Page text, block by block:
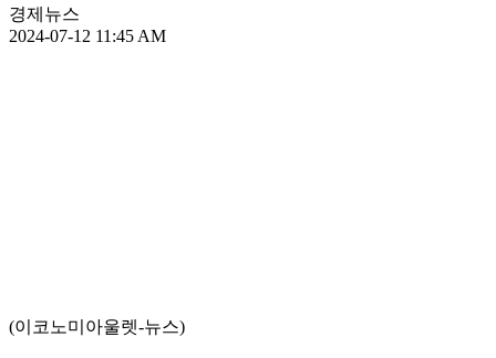
경제뉴스
2024-07-12 11:45 AM
(이코노미아울렛-뉴스)